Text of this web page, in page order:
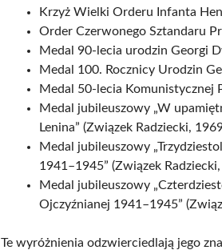
Krzyż Wielki Orderu Infanta
Order Czerwonego Sztandaru
Medal 90-lecia urodzin Georgi
Medal 100. Rocznicy Urodzin
Medal 50-lecia Komunistycznej
Medal jubileuszowy „W
Lenina” (Związek Radziecki,
Medal jubileuszowy
1941–1945” (Związek
Medal jubileuszowy
Ojczyźnianej 1941–1945”
Te wyróżnienia odzwierciedlają jego